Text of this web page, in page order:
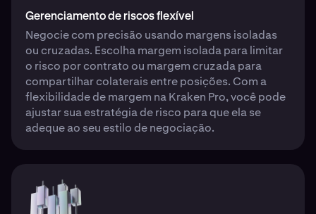
Gerenciamento de riscos flexível
Negocie com precisão usando margens isoladas
ou cruzadas. Escolha margem isolada para limitar
o risco por contrato ou margem cruzada para
compartilhar colaterais entre posições. Com a
flexibilidade de margem na Kraken Pro, você pode
ajustar sua estratégia de risco para que ela se
adeque ao seu estilo de negociação.